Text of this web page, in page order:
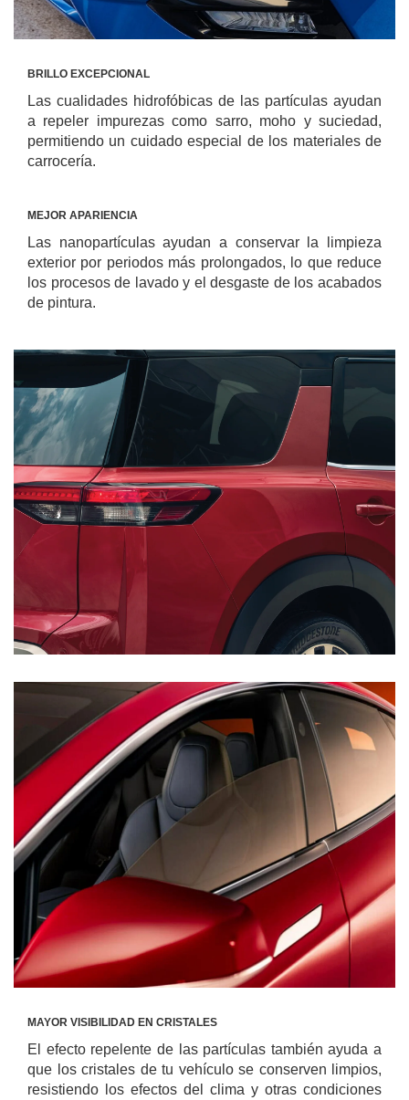
BRILLO EXCEPCIONAL
Las cualidades hidrofóbicas de las partículas ayudan
a repeler impurezas como sarro, moho y suciedad,
permitiendo un cuidado especial de los materiales de
carrocería.
MEJOR APARIENCIA
Las nanopartículas ayudan a conservar la limpieza
exterior por periodos más prolongados, lo que reduce
los procesos de lavado y el desgaste de los acabados
de pintura.
MAYOR VISIBILIDAD EN CRISTALES
El efecto repelente de las partículas también ayuda a
que los cristales de tu vehículo se conserven limpios,
resistiendo los efectos del clima y otras condiciones